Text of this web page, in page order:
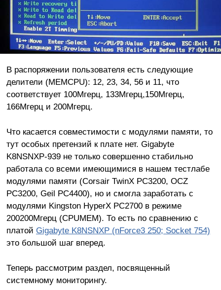
В распоряжении пользователя есть следующие
делители (MEMCPU): 12, 23, 34, 56 и 11, что
соответствует 100Мгерц, 133Мгерц,150Мгерц,
166Мгерц и 200Мгерц.
Что касается совместимости с модулями памяти, то
тут особых претензий к плате нет. Gigabyte
K8NSNXP-939 не только совершенно стабильно
работала со всеми имеющимися в нашем тестлабе
модулями памяти (Corsair TwinX PC3200, OCZ
PC3200, Geil PC4400), но и смогла заработать с
модулями Kingston HyperX PC2700 в режиме
200200Мгерц (CPUMEM). То есть по сравнению с
платой Gigabyte K8NSNXP (nForce3 250; Socket 754)
это большой шаг вперед.
Теперь рассмотрим раздел, посвященный
системному мониторингу.